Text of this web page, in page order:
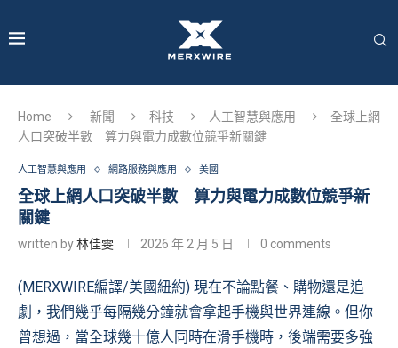
Home 新聞 科技 人工智慧與應用
全球上網
人口突破半數 算力與電力成數位競爭新關鍵
人工智慧與應用 網路服務與應用 美國
全球上網人口突破半數 算力與電力成數位競爭新
關鍵
written by林佳雯 2026 年 2 月 5 日 0 comments
(MERXWIRE編譯/美國紐約) 現在不論點餐、購物還是追
劇，我們幾乎每隔幾分鐘就會拿起手機與世界連線。但你
曾想過，當全球幾十億人同時在滑手機時，後端需要多強